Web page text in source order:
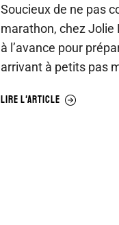
Soucieux de ne pas
marathon, chez Jolie
à l’avance pour
arrivant à petits pas
LIRE L'ARTICLE